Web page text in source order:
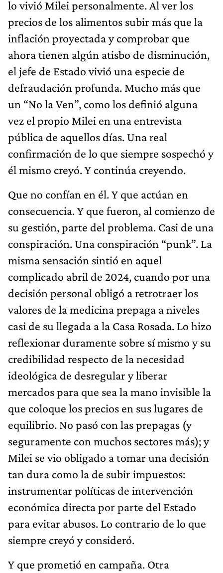
lo vivió Milei personalmente. Al ver los
precios de los alimentos subir más que la
inflación proyectada y comprobar que
ahora tienen algún atisbo de disminución,
el jefe de Estado vivió una especie de
defraudación profunda. Mucho más que
un “No la Ven”, como los definió alguna
vez el propio Milei en una entrevista
pública de aquellos días. Una real
confirmación de lo que siempre sospechó y
él mismo creyó. Y continúa creyendo.
Que no confían en él. Y que actúan en
consecuencia. Y que fueron, al comienzo de
su gestión, parte del problema. Casi de una
conspiración. Una conspiración “punk”. La
misma sensación sintió en aquel
complicado abril de 2024, cuando por una
decisión personal obligó a retrotraer los
valores de la medicina prepaga a niveles
casi de su llegada a la Casa Rosada. Lo hizo
reflexionar duramente sobre sí mismo y su
credibilidad respecto de la necesidad
ideológica de desregular y liberar
mercados para que sea la mano invisible la
que coloque los precios en sus lugares de
equilibrio. No pasó con las prepagas (y
seguramente con muchos sectores más); y
Milei se vio obligado a tomar una decisión
tan dura como la de subir impuestos:
instrumentar políticas de intervención
económica directa por parte del Estado
para evitar abusos. Lo contrario de lo que
siempre creyó y consideró.
Y que prometió en campaña. Otra